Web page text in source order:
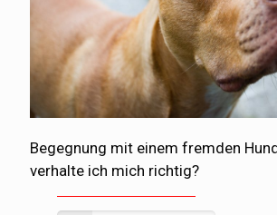
Begegnung mit einem fremden
verhalte ich mich richtig?